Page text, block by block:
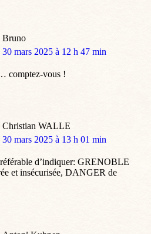
Bruno
dit
30 mars 2025 à 12 h 47 min
comptez-vous !
Christian WALLE
dit
30 mars 2025 à 13 h 01 min
d’indiquer: GRENOBLE
et insécurisée, DANGER de